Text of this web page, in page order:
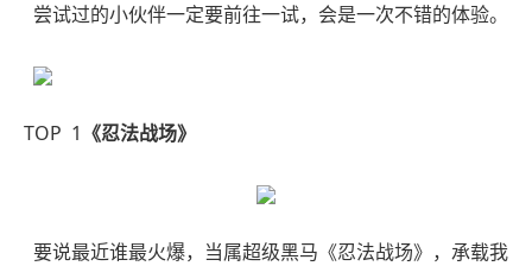
尝试过的小伙伴一定要前往一试，会是一次不错的体验。
TOP 1 《忍法战场》
要说最近谁最火爆，当属超级黑马《忍法战场》，承载我